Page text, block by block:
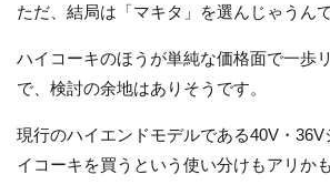
ただ、結局は「マキタ」を選んじゃうん
ハイコーキのほうが単純な価格面で一歩
で、検討の余地はありそうです。
現行のハイエンドモデルである40V・
イコーキを買うという使い分けもアリか